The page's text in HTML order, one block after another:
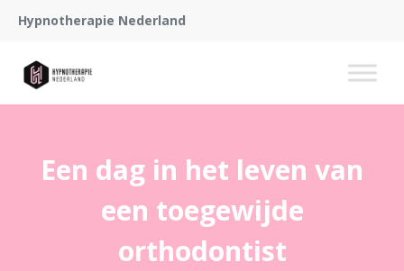
Hypnotherapie Nederland
Een dag in het leven van
een toegewijde
orthodontist